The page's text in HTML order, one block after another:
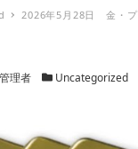
2026年5月28日 金・プ
管理者 カテゴリー
Uncategorized